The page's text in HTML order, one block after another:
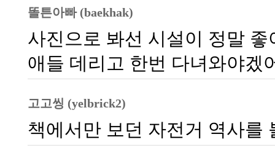
똘튼아빠 (baekhak)
사진으로 봐선 시설이 정말 좋
애들 데리고 한번 다녀와야겠
고고씽 (yelbrick2)
책에서만 보던 자전거 역사를